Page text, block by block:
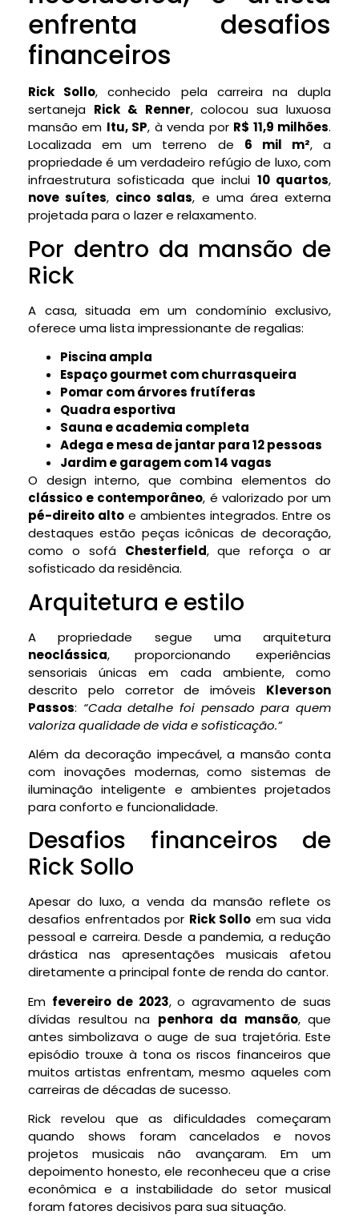
enfrenta desafios
financeiros
Rick Sollo, conhecido pela carreira na dupla
sertaneja Rick & Renner, colocou sua luxuosa
mansão em Itu, SP, à venda por R$ 11,9 milhões.
Localizada em um terreno de 6 mil m², a
propriedade é um verdadeiro refúgio de luxo, com
infraestrutura sofisticada que inclui 10 quartos,
nove suítes, cinco salas, e uma área externa
projetada para o lazer e relaxamento.
Por dentro da mansão de
Rick
A casa, situada em um condomínio exclusivo,
oferece uma lista impressionante de regalias:
Piscina ampla
Espaço gourmet com churrasqueira
Pomar com árvores frutíferas
Quadra esportiva
Sauna e academia completa
Adega e mesa de jantar para 12 pessoas
Jardim e garagem com 14 vagas
O design interno, que combina elementos do
clássico e contemporâneo, é valorizado por um
pé-direito alto e ambientes integrados. Entre os
destaques estão peças icônicas de decoração,
como o sofá Chesterfield, que reforça o ar
sofisticado da residência.
Arquitetura e estilo
A propriedade segue uma arquitetura
neoclássica, proporcionando experiências
sensoriais únicas em cada ambiente, como
descrito pelo corretor de imóveis Kleverson
Passos: “Cada detalhe foi pensado para quem
valoriza qualidade de vida e sofisticação.”
Além da decoração impecável, a mansão conta
com inovações modernas, como sistemas de
iluminação inteligente e ambientes projetados
para conforto e funcionalidade.
Desafios financeiros de
Rick Sollo
Apesar do luxo, a venda da mansão reflete os
desafios enfrentados por Rick Sollo em sua vida
pessoal e carreira. Desde a pandemia, a redução
drástica nas apresentações musicais afetou
diretamente a principal fonte de renda do cantor.
Em fevereiro de 2023, o agravamento de suas
dívidas resultou na penhora da mansão, que
antes simbolizava o auge de sua trajetória. Este
episódio trouxe à tona os riscos financeiros que
muitos artistas enfrentam, mesmo aqueles com
carreiras de décadas de sucesso.
Rick revelou que as dificuldades começaram
quando shows foram cancelados e novos
projetos musicais não avançaram. Em um
depoimento honesto, ele reconheceu que a crise
econômica e a instabilidade do setor musical
foram fatores decisivos para sua situação.